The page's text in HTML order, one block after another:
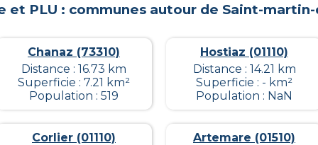
et PLU : communes autour de Saint-
Chanaz (73310)
Distance : 16.73 km
Superficie : 7.21 km²
Population : 519
Hostiaz (01110)
Distance : 14.21 km
Superficie : - km²
Population : NaN
Corlier (01110)
Artemare (01510)